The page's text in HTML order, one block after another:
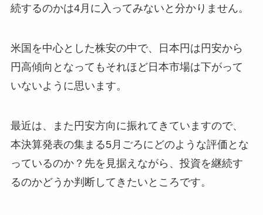
続するのかは4月に入ってみないと分かりません。
米国を中心とした株安の中で、日本円は円安から
円高傾向となってもそれほど日本市場は下がって
いないように思います。
最近は、また円安方向に振れてきていますので、
本決算発表の集まる5月ごろにどのような評価とな
っているのか？先を見据えながら、投資を継続す
るのかどうか判断してきたいところです。